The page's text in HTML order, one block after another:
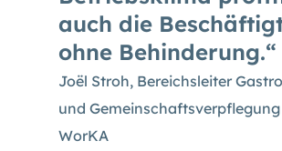
auch die
ohne Behinderung.
Joël Stroh, Bereichsleiter
und
WorKA